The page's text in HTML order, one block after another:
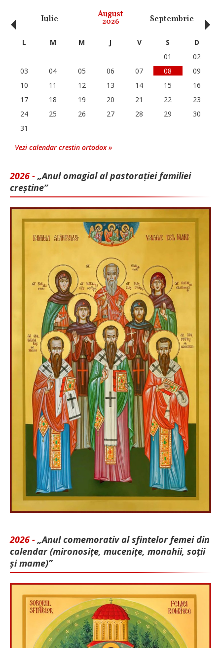
Iulie August
2026 Septembrie
‹ L M M J V S
D
01
02
03
04 05 06 07 08
09
10
11 12 13 14 15
16
17
18 19 20 21 22
23
24
25 26 27 28 29
30
31
Vezi calendar crestin ortodox »
2026 - „Anul omagial al pastorației familiei
creștine”
2026 - „Anul comemorativ al sfintelor femei din
calendar (mironosițe, mu­cenițe, monahii, soții
și mame)”